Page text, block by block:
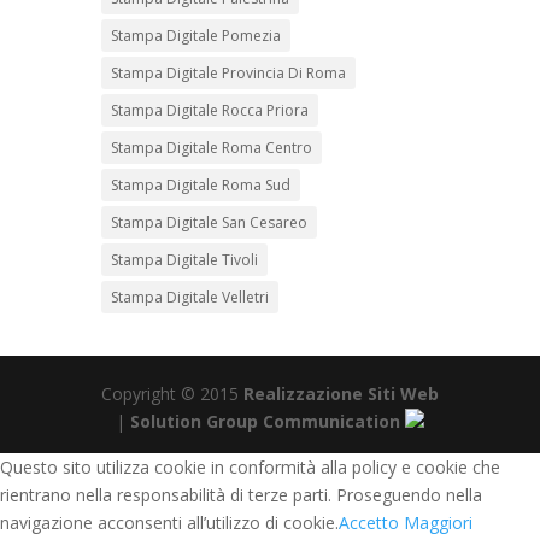
Stampa Digitale Pomezia
Stampa Digitale Provincia Di Roma
Stampa Digitale Rocca Priora
Stampa Digitale Roma Centro
Stampa Digitale Roma Sud
Stampa Digitale San Cesareo
Stampa Digitale Tivoli
Stampa Digitale Velletri
Copyright © 2015 Realizzazione Siti Web
| Solution Group Communication
Questo sito utilizza cookie in conformità alla policy e cookie che
rientrano nella responsabilità di terze parti. Proseguendo nella
navigazione acconsenti all’utilizzo di cookie.Accetto Maggiori